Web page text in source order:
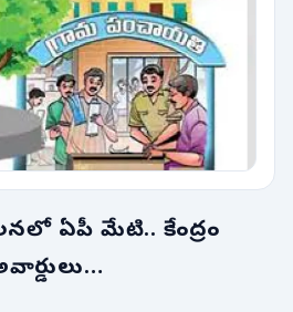
ఏపీ మేటి.. కేంద్రం